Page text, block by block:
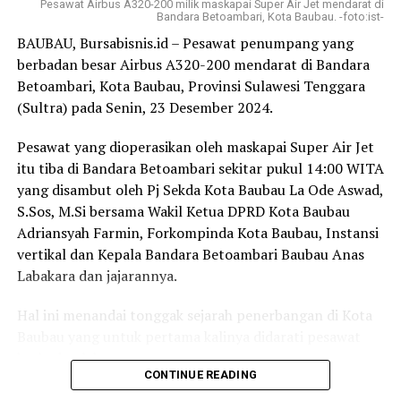
penerbangan lanjutan ke destinasi lain di Indonesia.
“Kami dengan bangga menghadirkan penerbangan
pertama Indonesia AirAsia dari Bali ke Adelaide. Selain
menawarkan akses langsung ke Bali yang senantiasa
menjadi destinasi favorit, layanan baru ini juga
koneksi terjangkau ke lebih dari 130 destinasi dalam
jaringan AirAsia di seluruh Asia dan sekitarnya,” katanya.
Hal senada disampaikan Managing Director Adelaide
Airport, Brenton Cox, yang mengungkapkan masyarakat
Australia Selatan lebih banyak terbang ke Bali
dibandingkan destinasi internasional lainnya.
“Bali merupakan tujuan internasional terbesar sekaligus
Indonesia AirAsia akan memberikan lebih banyak pilihan
bagi para wisatawan, sekaligus menjadi maskapai
Editor : Tam
Post Views: 833
Pesawat Airbus A320-200 milik maskapai Super Air Jet mendarat di
Bandara Betoambari, Kota Baubau. -foto:ist-
BAUBAU, Bursabisnis.id – Pesawat penumpang yang
berbadan besar Airbus A320-200 mendarat di Bandara
Betoambari, Kota Baubau, Provinsi Sulawesi Tenggara
(Sultra) pada Senin, 23 Desember 2024.
Pesawat yang dioperasikan oleh maskapai Super Air Jet
itu tiba di Bandara Betoambari sekitar pukul 14:00 WITA
yang disambut oleh Pj Sekda Kota Baubau La Ode Aswad,
S.Sos, M.Si bersama Wakil Ketua DPRD Kota Baubau
Adriansyah Farmin, Forkompinda Kota Baubau, Instansi
vertikal dan Kepala Bandara Betoambari Baubau Anas
Labakara dan jajarannya.
Hal ini menandai tonggak sejarah penerbangan di Kota
berbadan lebar.
Kedatangan pesawat berbadan besar Airbus A320-220
CONTINUE READING